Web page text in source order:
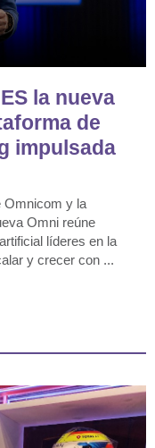
la nueva
de
impulsada
Omnicom y la
Omni reúne
líderes en la
y crecer con ...